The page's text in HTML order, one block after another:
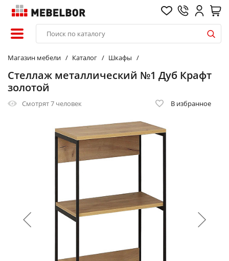
Магазин мебели Каталог Шкафы
Стеллаж металлический №1 Дуб Крафт
золотой
Смотрят7 человек В избранное